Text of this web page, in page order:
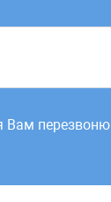
старте
Вам